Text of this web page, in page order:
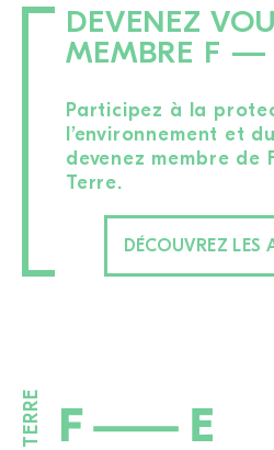
DEVENEZ
MEMBRE F —
Participez à la
l’environnement et
devenez membre de
Terre.
DÉCOUVREZ LES